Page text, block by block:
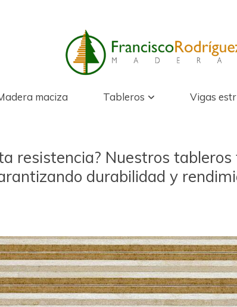
maciza Tableros Vigas
resistencia? Nuestros
durabilidad y